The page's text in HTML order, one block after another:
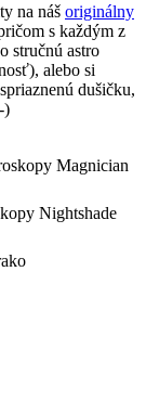
na náš originálny
s každým z
stručnú astro
alebo si
dušičku,
)